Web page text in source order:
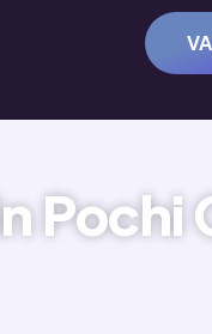
Pochi